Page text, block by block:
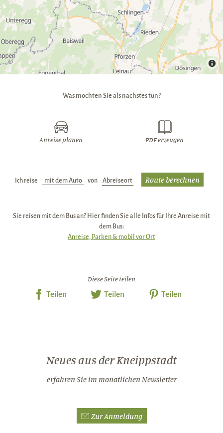
Was möchten Sie als nächstes tun?
Anreise planen PDF erzeugen
Ich reise Verkehrsmittel: von Abreiseort:
Sie reisen mit dem Bus an? Hier finden Sie alle Infos für Ihre Anreise mit
dem Bus:
Anreise, Parken & mobil vor Ort
Diese Seite teilen
Teilen Teilen Teilen
Neues aus der Kneippstadt
erfahren Sie im monatlichen Newsletter
Zur Anmeldung